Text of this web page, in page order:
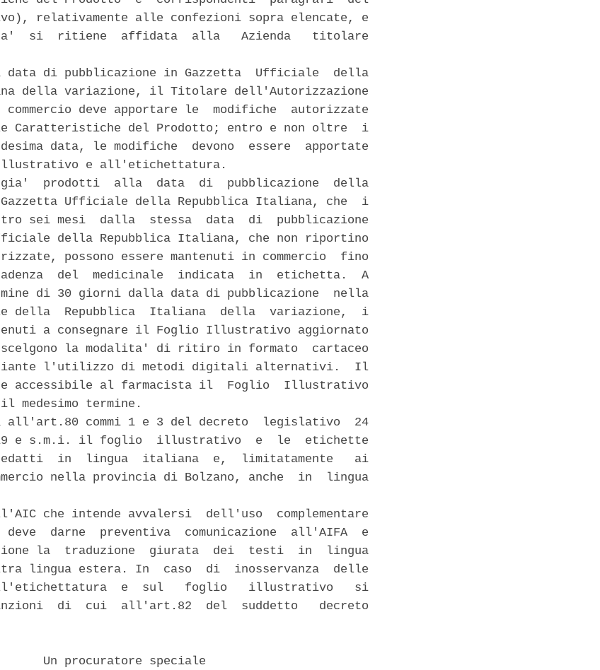
relativamente alle confezioni sopra elencate, e
si  ritiene  affidata  alla   Azienda   titolare
data di pubblicazione in Gazzetta  Ufficiale  della
della variazione, il Titolare dell'Autorizzazione
deve apportare le  modifiche  autorizzate
Caratteristiche del Prodotto; entro e non oltre  i
data, le modifiche  devono  essere  apportate
Illustrativo e all'etichettatura.
prodotti  alla  data  di  pubblicazione  della
Ufficiale della Repubblica Italiana, che  i
sei mesi  dalla  stessa  data  di  pubblicazione
della Repubblica Italiana, che non riportino
possono essere mantenuti in commercio  fino
del  medicinale  indicata  in  etichetta.  A
di 30 giorni dalla data di pubblicazione  nella
della  Repubblica  Italiana  della  variazione,  i
a consegnare il Foglio Illustrativo aggiornato
la modalita' di ritiro in formato  cartaceo
l'utilizzo di metodi digitali alternativi.  Il
accessibile al farmacista il  Foglio  Illustrativo
medesimo termine.
all'art.80 commi 1 e 3 del decreto  legislativo  24
e s.m.i. il foglio  illustrativo  e  le  etichette
redatti  in  lingua  italiana  e,  limitatamente   ai
nella provincia di Bolzano, anche  in  lingua
che intende avvalersi  dell'uso  complementare
darne  preventiva  comunicazione  all'AIFA  e
la  traduzione  giurata  dei  testi  in  lingua
lingua estera. In  caso  di  inosservanza  delle
e  sul   foglio   illustrativo   si
di  cui  all'art.82  del  suddetto   decreto
Un procuratore speciale